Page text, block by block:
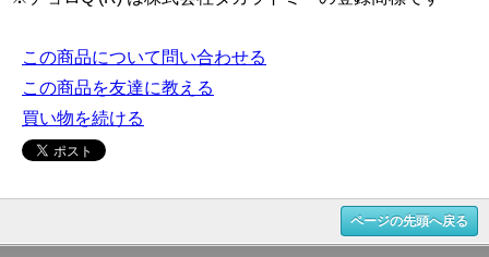
この商品について問い合わせる
この商品を友達に教える
買い物を続ける
ページの先頭へ戻る